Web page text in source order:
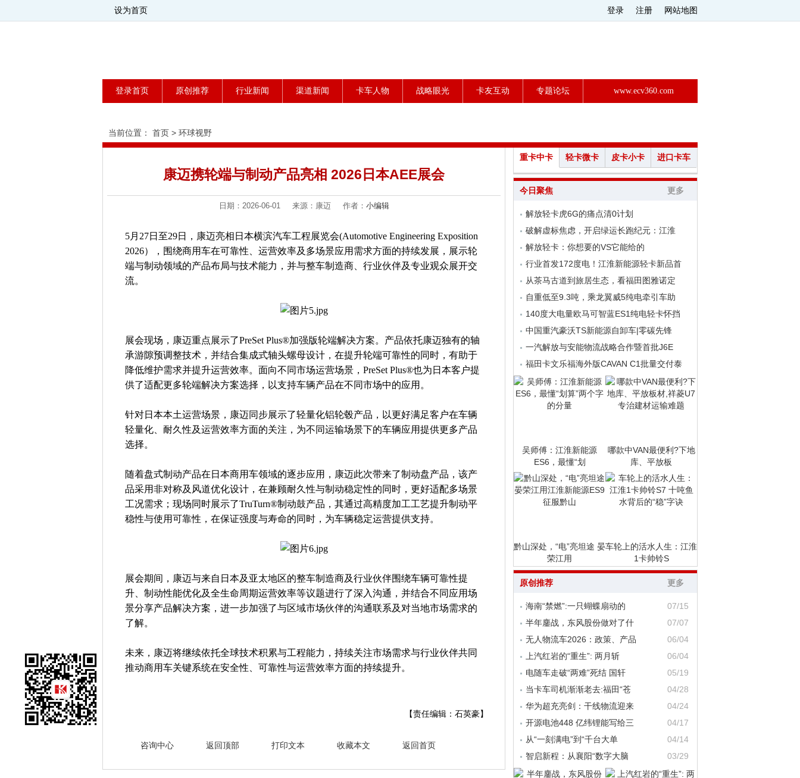
设为首页 登录 注册 网站地图
登录首页 原创推荐 行业新闻 渠道新闻 卡车人物 战略眼光 卡友互动 专题论坛 www.ecv360.com
当前位置： 首页 > 环球视野
康迈携轮端与制动产品亮相 2026日本AEE展会
日期：2026-06-01 来源：康迈 作者： 小编辑
5月27日至29日，康迈亮相日本横滨汽车工程展览会(Automotive Engineering Exposition
2026），围绕商用车在可靠性、运营效率及多场景应用需求方面的持续发展，展示轮
端与制动领域的产品布局与技术能力，并与整车制造商、行业伙伴及专业观众展开交
流。
展会现场，康迈重点展示了PreSet Plus®加强版轮端解决方案。产品依托康迈独有的轴
承游隙预调整技术，并结合集成式轴头螺母设计，在提升轮端可靠性的同时，有助于
降低维护需求并提升运营效率。面向不同市场运营场景，PreSet Plus®也为日本客户提
供了适配更多轮端解决方案选择，以支持车辆产品在不同市场中的应用。
针对日本本土运营场景，康迈同步展示了轻量化铝轮毂产品，以更好满足客户在车辆
轻量化、耐久性及运营效率方面的关注，为不同运输场景下的车辆应用提供更多产品
选择。
随着盘式制动产品在日本商用车领域的逐步应用，康迈此次带来了制动盘产品，该产
品采用非对称及风道优化设计，在兼顾耐久性与制动稳定性的同时，更好适配多场景
工况需求；现场同时展示了TruTurn®制动鼓产品，其通过高精度加工工艺提升制动平
稳性与使用可靠性，在保证强度与寿命的同时，为车辆稳定运营提供支持。
展会期间，康迈与来自日本及亚太地区的整车制造商及行业伙伴围绕车辆可靠性提
升、制动性能优化及全生命周期运营效率等议题进行了深入沟通，并结合不同应用场
景分享产品解决方案，进一步加强了与区域市场伙伴的沟通联系及对当地市场需求的
了解。
未来，康迈将继续依托全球技术积累与工程能力，持续关注市场需求与行业伙伴共同
推动商用车关键系统在安全性、可靠性与运营效率方面的持续提升。
【责任编辑：石英豪】
咨询中心 返回顶部 打印文本 收藏本文 返回首页
重卡中卡 轻卡微卡 皮卡小卡 进口卡车
今日聚焦 更多
解放轻卡虎6G的痛点清0计划
破解虚标焦虑，开启绿运长跑纪元：江淮
解放轻卡：你想要的VS它能给的
行业首发172度电！江淮新能源轻卡新品首
从茶马古道到旅居生态，看福田图雅诺定
自重低至9.3吨，乘龙翼威5纯电牵引车助
140度大电量欧马可智蓝ES1纯电轻卡怀挡
中国重汽豪沃TS新能源自卸车|零碳先锋
一汽解放与安能物流战略合作暨首批J6E
福田卡文乐福海外版CAVAN C1批量交付泰
吴师傅：江淮新能源
ES6，最懂“划
哪款中VAN最便利?下地
库、平放板
黔山深处，“电”亮坦途 晏
荣江用
车轮上的活水人生：江淮
1卡帅铃S
原创推荐 更多
海南“禁燃”:一只蝴蝶扇动的
07/15
半年鏖战，东风股份做对了什
07/07
无人物流车2026：政策、产品
06/04
上汽红岩的“重生”: 两月斩
06/04
电随车走破“两难”死结 国轩
05/19
当卡车司机渐渐老去:福田“苍
04/28
华为超充亮剑：干线物流迎来
04/24
开源电池448 亿纬锂能写给三
04/17
从“一刻满电”到“千台大单
04/14
智启新程：从襄阳“数字大脑
03/29